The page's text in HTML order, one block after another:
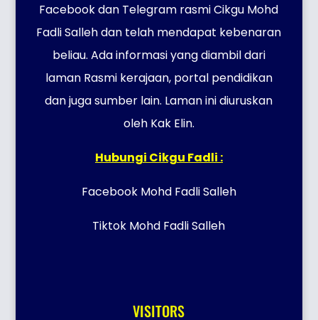
Facebook dan Telegram rasmi Cikgu Mohd
Fadli Salleh dan telah mendapat kebenaran
beliau. Ada informasi yang diambil dari
laman Rasmi kerajaan, portal pendidikan
dan juga sumber lain. Laman ini diuruskan
oleh Kak Elin.
Hubungi Cikgu Fadli :
Facebook Mohd Fadli Salleh
Tiktok Mohd Fadli Salleh
VISITORS